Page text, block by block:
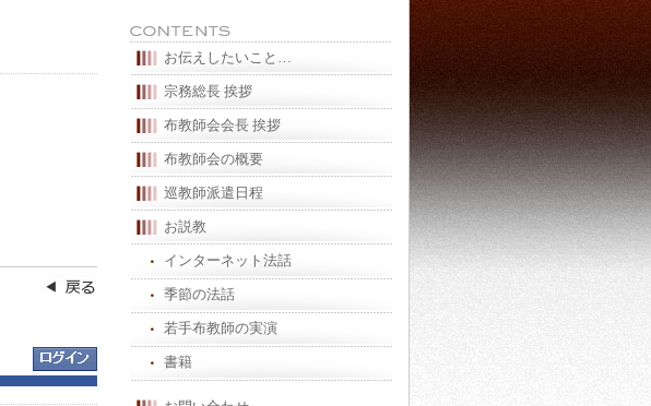
お伝えしたいこと…
宗務総長 挨拶
布教師会会長 挨拶
布教師会の概要
巡教師派遣日程
お説教
インターネット法話
季節の法話
若手布教師の実演
書籍